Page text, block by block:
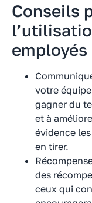
Conseils
employés
votre
gagner du
et à
évidence
en tirer.
des
ceux qui